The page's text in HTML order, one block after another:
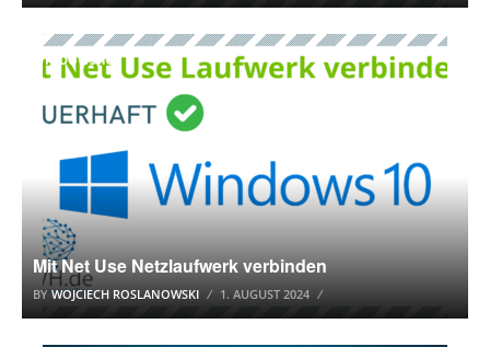
WINDOWS 10
Mit Net Use Netzlaufwerk verbinden
BYWOJCIECH ROSLANOWSKI 1. AUGUST 2024